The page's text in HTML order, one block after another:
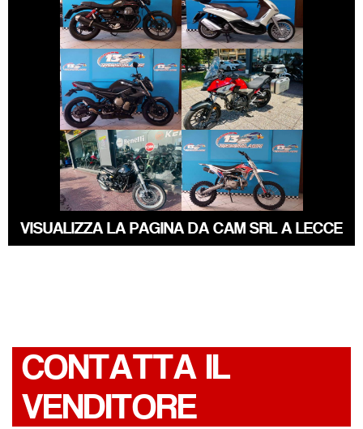
MOTO-GUZZI V7
BEVERLY
YAMAHA XJ6
€ 3.490 €
HONDA CB-500
€ 5.590 €
BENELLI
LEONCINO
€ 3.490 €
ALTRA-MARCA
ALTRO-
MODELLO
€ 1.150 €
VISUALIZZA LA PAGINA DA CAM SRL A LECCE
CONTATTA IL
VENDITORE